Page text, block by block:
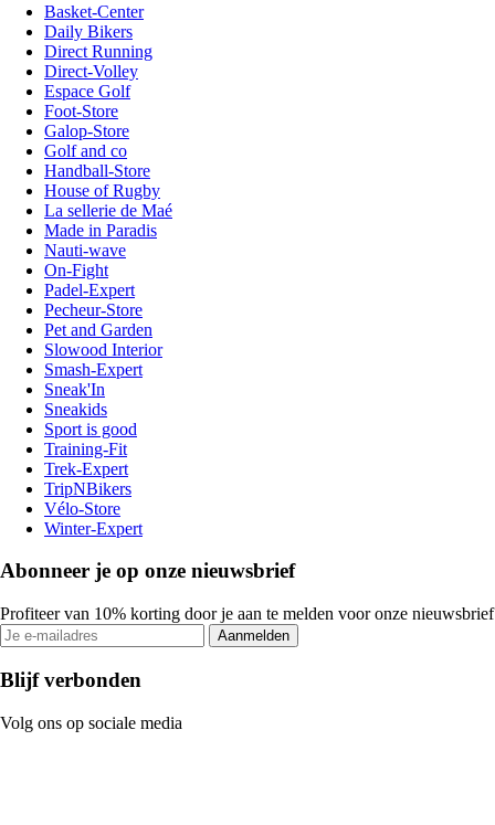
Basket-Center
Daily Bikers
Direct Running
Direct-Volley
Espace Golf
Foot-Store
Galop-Store
Golf and co
Handball-Store
House of Rugby
La sellerie de Maé
Made in Paradis
Nauti-wave
On-Fight
Padel-Expert
Pecheur-Store
Pet and Garden
Slowood Interior
Smash-Expert
Sneak'In
Sneakids
Sport is good
Training-Fit
Trek-Expert
TripNBikers
Vélo-Store
Winter-Expert
Abonneer je op onze nieuwsbrief
Profiteer van 10% korting door je aan te melden voor onze nieuwsbrief
Aanmelden
Blijf verbonden
Volg ons op sociale media